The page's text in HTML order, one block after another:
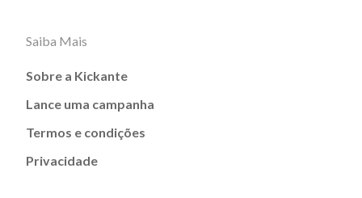
Saiba Mais
Sobre a Kickante
Lance uma campanha
Termos e condições
Privacidade